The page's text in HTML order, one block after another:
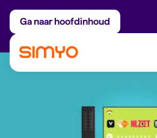
Ga naar hoofdinhoud
Maandelijks aanpasbaar